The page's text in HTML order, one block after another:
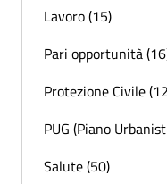
Lavoro (15)
Pari opportunità
Protezione Civile
PUG (Piano
Salute (50)